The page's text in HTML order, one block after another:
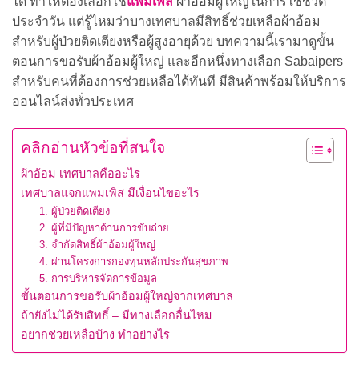
ประจำวัน แต่รู้ไหมว่าบางเทศบาลมีสิทธิ์ช่วยเหลือผ้าอ้อม
สำหรับผู้ป่วยติดเตียงหรือผู้สูงอายุด้วย บทความนี้เรามาดูขั้น
ตอนการขอรับผ้าอ้อมผู้ใหญ่ และอีกหนึ่งทางเลือก Sabaipers
สำหรับคนที่ต้องการช่วยเหลือได้ทันที มีสินค้าพร้อมให้บริการ
ออนไลน์ส่งทั่วประเทศ
คลิกอ่านหัวข้อที่สนใจ
ผ้าอ้อม เทศบาลคืออะไร
เทศบาลแจกแพมเพิส มีเงื่อนไขอะไร
1. ผู้ป่วยติดเตียง
2. ผู้ที่มีปัญหาด้านการขับถ่าย
3. จำกัดสิทธิ์ผ้าอ้อมผู้ใหญ่
4. ผ่านโครงการกองทุนหลักประกันสุขภาพ
5. การบริหารจัดการข้อมูล
ขั้นตอนการขอรับผ้าอ้อมผู้ใหญ่จากเทศบาล
ถ้ายังไม่ได้รับสิทธิ์ – มีทางเลือกอื่นไหม
อยากช่วยเหลือบ้าง ทำอย่างไร